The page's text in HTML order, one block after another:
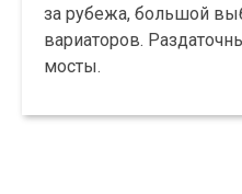
за рубежа, большой
вариаторов.
мосты.